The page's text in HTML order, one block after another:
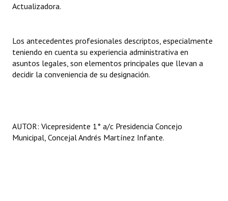
Premio al Mérito - Registro
Mujeres que Dejaron Huellas - Registro
Periodistas Decanos - Registro
Huéspedes de Honor - Registro
Actualizadora.
Los antecedentes profesionales descriptos, especialmente
teniendo en cuenta su experiencia administrativa en
asuntos legales, son elementos principales que llevan a
decidir la conveniencia de su designación.
AUTOR: Vicepresidente 1° a/c Presidencia Concejo
Municipal, Concejal Andrés Martínez Infante.